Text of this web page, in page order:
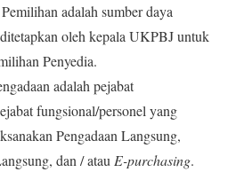
adalah sumber daya
oleh kepala UKPBJ untuk
Penyedia.
adalah pejabat
fungsional/personel yang
Pengadaan Langsung,
dan / atau E-purchasing.